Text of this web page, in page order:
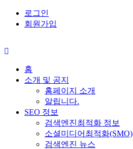
로그인
회원가입
홈
소개 및 공지
홈페이지 소개
알립니다.
SEO 정보
검색엔진최적화 정보
소셜미디어최적화(SMO)
검색엔진 뉴스